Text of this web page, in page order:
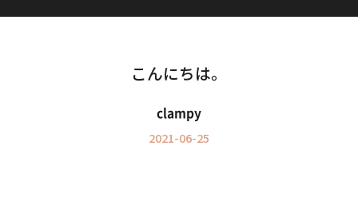
Information
こんにちは。
clampy
2021-06-25